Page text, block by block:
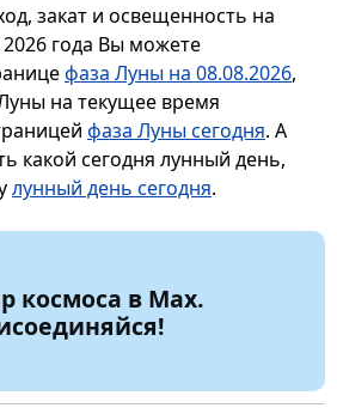
закат и освещенность на
2026 года Вы можете
фаза Луны на 08.08.2026,
на текущее время
фаза Луны сегодня. А
какой сегодня лунный день,
лунный день сегодня.
космоса в Max.